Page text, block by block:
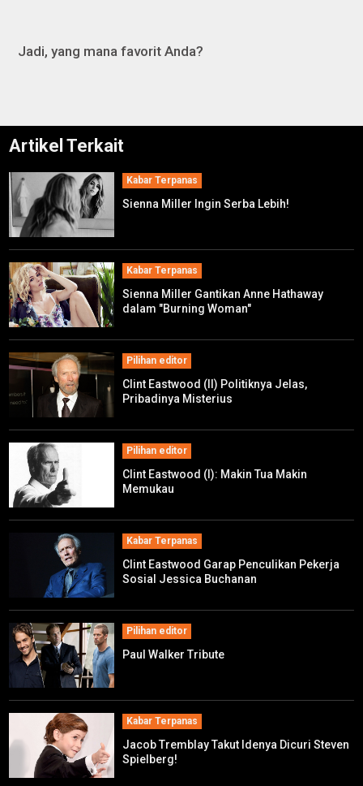
Jadi, yang mana favorit Anda?
Artikel Terkait
Kabar Terpanas
Sienna Miller Ingin Serba Lebih!
Kabar Terpanas
Sienna Miller Gantikan Anne Hathaway
dalam "Burning Woman"
Pilihan editor
Clint Eastwood (II) Politiknya Jelas,
Pribadinya Misterius
Pilihan editor
Clint Eastwood (I): Makin Tua Makin
Memukau
Kabar Terpanas
Clint Eastwood Garap Penculikan Pekerja
Sosial Jessica Buchanan
Pilihan editor
Paul Walker Tribute
Kabar Terpanas
Jacob Tremblay Takut Idenya Dicuri Steven
Spielberg!